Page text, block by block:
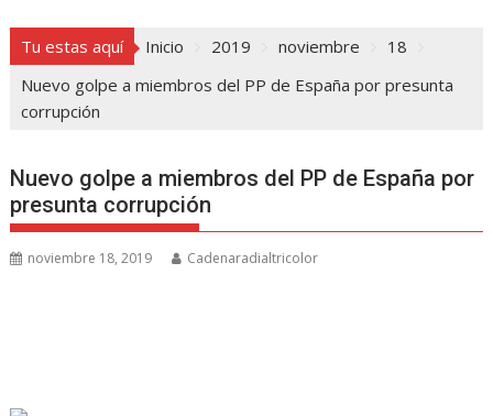
Tu estas aquí Inicio 2019 noviembre
18
Nuevo golpe a miembros del PP de España por presunta
corrupción
Nuevo golpe a miembros del PP de España por
presunta corrupción
noviembre 18, 2019 Cadenaradialtricolor